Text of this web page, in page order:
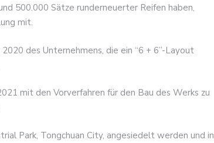
500.000 Sätze runderneuerter Reifen haben,
mit.
des Unternehmens, die ein “6 + 6”-Layout
mit den Vorverfahren für den Bau des Werks zu
Park, Tongchuan City, angesiedelt werden und in